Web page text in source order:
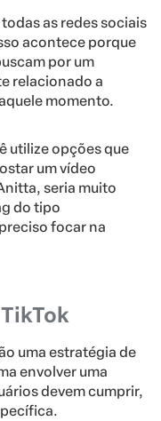
as redes sociais
acontece porque
por um
relacionado a
momento.
utilize opções que
um vídeo
seria muito
do tipo
focar na
uma estratégia de
envolver uma
devem cumprir,